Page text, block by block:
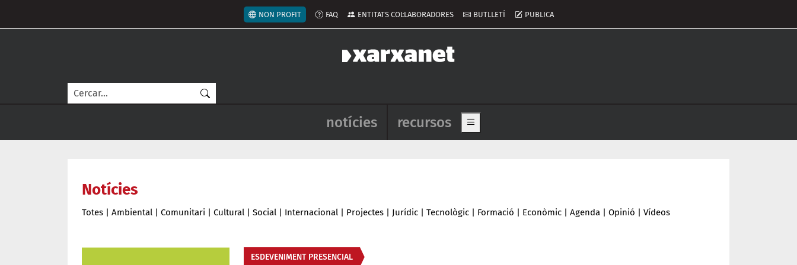
Menú del compte d'usuari
NON PROFIT FAQ ENTITATS COL·LABORADORES BUTLLETÍ PUBLICA
Cerca
Navegació principal de l'encapçalament
notícies recursos Show main menu
Notícies
Totes | Ambiental | Comunitari | Cultural | Social | Internacional | Projectes | Jurídic | Tecnològic | Formació | Econòmic | Agenda | Opinió | Vídeos
ESDEVENIMENT PRESENCIAL